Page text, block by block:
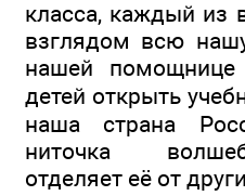
класса, каждый из
взглядом всю
нашей
детей открыть
наша страна
ниточка
отделяет её от